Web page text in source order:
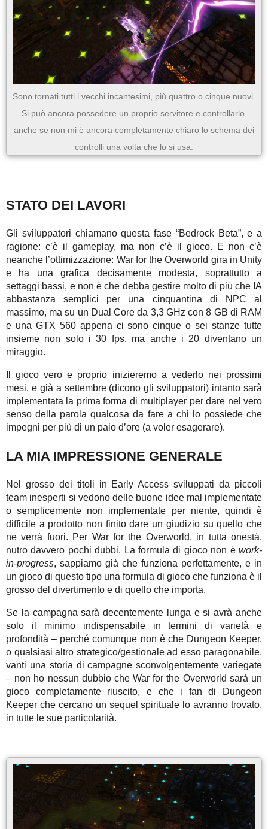
Sono tornati tutti i vecchi incantesimi, più quattro o cinque nuovi.
Si può ancora possedere un proprio servitore e controllarlo,
anche se non mi è ancora completamente chiaro lo schema dei
controlli una volta che lo si usa.
STATO DEI LAVORI
Gli sviluppatori chiamano questa fase “Bedrock Beta”, e a
ragione: c’è il gameplay, ma non c’è il gioco. E non c’è
neanche l’ottimizzazione: War for the Overworld gira in Unity
e ha una grafica decisamente modesta, soprattutto a
settaggi bassi, e non è che debba gestire molto di più che IA
abbastanza semplici per una cinquantina di NPC al
massimo, ma su un Dual Core da 3,3 GHz con 8 GB di RAM
e una GTX 560 appena ci sono cinque o sei stanze tutte
insieme non solo i 30 fps, ma anche i 20 diventano un
miraggio.
Il gioco vero e proprio inizieremo a vederlo nei prossimi
mesi, e già a settembre (dicono gli sviluppatori) intanto sarà
implementata la prima forma di multiplayer per dare nel vero
senso della parola qualcosa da fare a chi lo possiede che
impegni per più di un paio d’ore (a voler esagerare).
LA MIA IMPRESSIONE GENERALE
Nel grosso dei titoli in Early Access sviluppati da piccoli
team inesperti si vedono delle buone idee mal implementate
o semplicemente non implementate per niente, quindi è
difficile a prodotto non finito dare un giudizio su quello che
ne verrà fuori. Per War for the Overworld, in tutta onestà,
nutro davvero pochi dubbi. La formula di gioco non è work-
in-progress, sappiamo già che funziona perfettamente, e in
un gioco di questo tipo una formula di gioco che funziona è il
grosso del divertimento e di quello che importa.
Se la campagna sarà decentemente lunga e si avrà anche
solo il minimo indispensabile in termini di varietà e
profondità – perché comunque non è che Dungeon Keeper,
o qualsiasi altro strategico/gestionale ad esso paragonabile,
vanti una storia di campagne sconvolgentemente variegate
– non ho nessun dubbio che War for the Overworld sarà un
gioco completamente riuscito, e che i fan di Dungeon
Keeper che cercano un sequel spirituale lo avranno trovato,
in tutte le sue particolarità.